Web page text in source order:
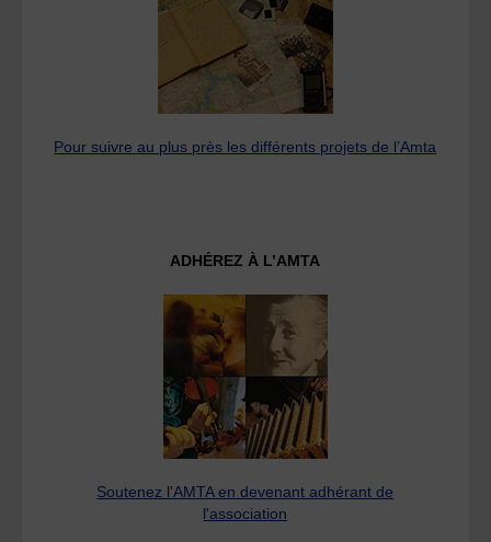
Pour suivre au plus près les différents projets de l’Amta
ADHÉREZ À L’AMTA
Soutenez l'AMTA en devenant adhérant de
l'association